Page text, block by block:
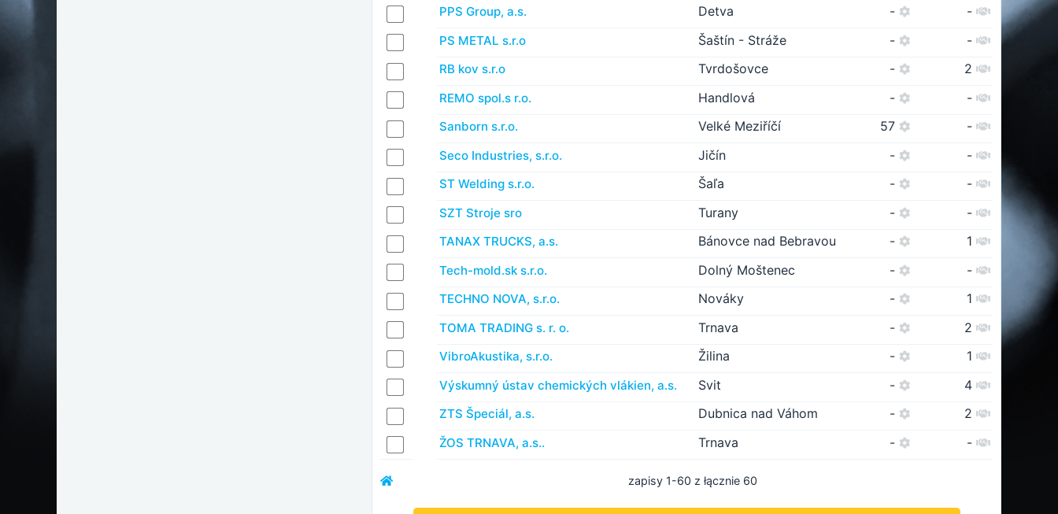
PPS Group, a.s. Detva - -
PS METAL s.r.o Šaštín - Stráže - -
RB kov s.r.o Tvrdošovce - 2
REMO spol.s r.o. Handlová - -
Sanborn s.r.o. Velké Meziříčí 57 -
Seco Industries, s.r.o. Jičín - -
ST Welding s.r.o. Šaľa - -
SZT Stroje sro Turany - -
TANAX TRUCKS, a.s. Bánovce nad Bebravou - 1
Tech-mold.sk s.r.o. Dolný Moštenec - -
TECHNO NOVA, s.r.o. Nováky - 1
TOMA TRADING s. r. o. Trnava - 2
VibroAkustika, s.r.o. Žilina - 1
Výskumný ústav chemických vlákien, a.s. Svit - 4
ZTS Špeciál, a.s. Dubnica nad Váhom - 2
ŽOS TRNAVA, a.s.. Trnava - -
zapisy 1-60 z łącznie 60